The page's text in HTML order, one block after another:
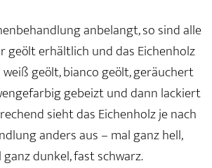
anbelangt, so sind alle
geölt erhältlich und das Eichenholz
geölt, bianco geölt, geräuchert
gebeizt und dann lackiert
sieht das Eichenholz je nach
anders aus – mal ganz hell,
dunkel, fast schwarz.